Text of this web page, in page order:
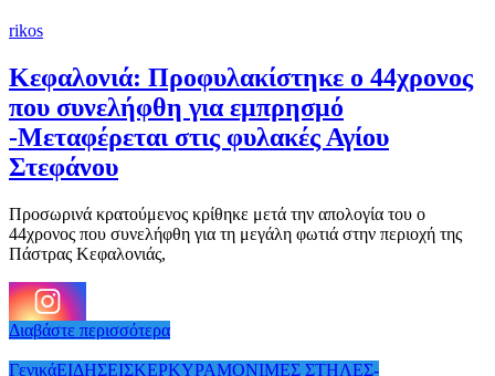
rikos
Κεφαλονιά: Προφυλακίστηκε ο 44χρονος
που συνελήφθη για εμπρησμό
-Μεταφέρεται στις φυλακές Αγίου
Στεφάνου
Προσωρινά κρατούμενος κρίθηκε μετά την απολογία του ο
44χρονος που συνελήφθη για τη μεγάλη φωτιά στην περιοχή της
Πάστρας Κεφαλονιάς,
Διαβάστε περισσότερα
ΓενικάΕΙΔΗΣΕΙΣΚΕΡΚΥΡΑΜΟΝΙΜΕΣ ΣΤΗΛΕΣ-